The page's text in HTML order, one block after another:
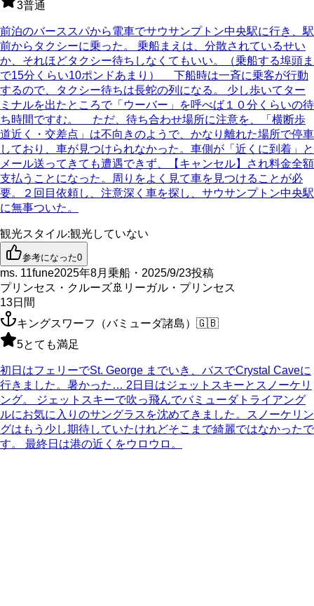
3普通
前泊のバーススパから電車でサウサンプトン中央駅に行き、駅
前からタクシーに乗った。 乗船まえは、分散されているせい
か、それほどタクシー待ちしなくてもいい。（乗船する埠頭ま
で15分くらい10ポンドあまり） 下船時は一斉に乗客が行動
するので、タクシー待ちは長蛇の列になる。 少し歩いてター
ミナルを出たところで「ウーバー」を呼べば１０分くらいの待
ち時間ですむ。 ただ、待ち合わせ場所に注意を、「横断歩
道近く・交差点」は不向きのようで、かなり離れた場所で停車
しており、車が見つけられなかった。車側が「近くに到着」と
メール送ってきても遭遇できず、【キャンセル】され料金全額
支払うことになった。周りをよく見て車を見つけることが必
要。２回目依頼し、注意深く車を探し、サウサンプトン中央駅
に無事ついた。
観光スタイル:観光していない
参考になった0
ms. 11fune2025年8月乗船・2025/9/23投稿
プリンセス・クルーズ🚢 リーガル・プリンセス
13日間
キングスワーフ（バミューダ諸島） 🇬🇧
5とても満足
初日はフェリーでSt. George までいき、バスでCrystal Caveに
行きました。暑かった… 2日目はジェットスキーとスノーケリ
ング。 ジェットスキーで吹っ飛んでバミューダトライアング
ルにお気に入りのサングラスを沈めてきました。スノーケリン
グはもう少し期待していたけれどそこまで綺麗ではなかったで
す。 最終日は港の近くをウロウロ。